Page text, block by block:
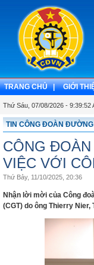
TRANG CHỦ | GIỚI
Thứ Sáu, 07/08/2026 - 9:39:53
CÔNG ĐOÀN
TIN CÔNG ĐOÀN ĐƯỜNG
CÔNG
VIỆC VỚI
Thứ Bảy, 11/10/2025, 20:36
Nhận lời mời của Công
(CGT) do ông Thierry